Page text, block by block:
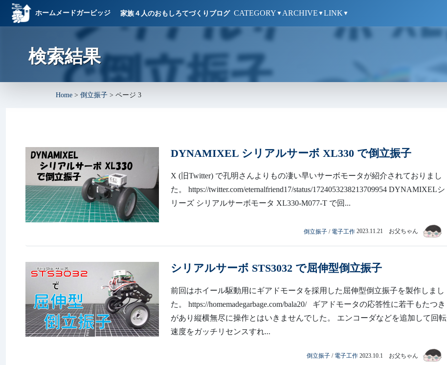
ホームメードガービッジ 家族４人のおもしろてづくりブログ CATEGORY ▼ ARCHIVE ▼LINK ▼
検索結果
Home > 倒立振子 > ページ 3
DYNAMIXEL シリアルサーボ XL330 で倒立振子
X (旧Twitter) で孔明さんよりもの凄い早いサーボモータが紹介されておりまし
た。 https://twitter.com/eternalfriend17/status/1724053238213709954 DYNAMIXELシ
リーズ シリアルサーボモータ XL330-M077-T で回...
倒立振子 / 電子工作 2023.11.21 お父ちゃん
シリアルサーボ STS3032 で屈伸型倒立振子
前回はホイール駆動用にギアドモータを採用した屈伸型倒立振子を製作しまし
た。 https://homemadegarbage.com/bala20/ ギアドモータの応答性に若干もたつき
があり縦横無尽に操作とはいきませんでした。 エンコーダなどを追加して回転
速度をガッチリセンスすれ...
倒立振子 / 電子工作 2023.10.1 お父ちゃん